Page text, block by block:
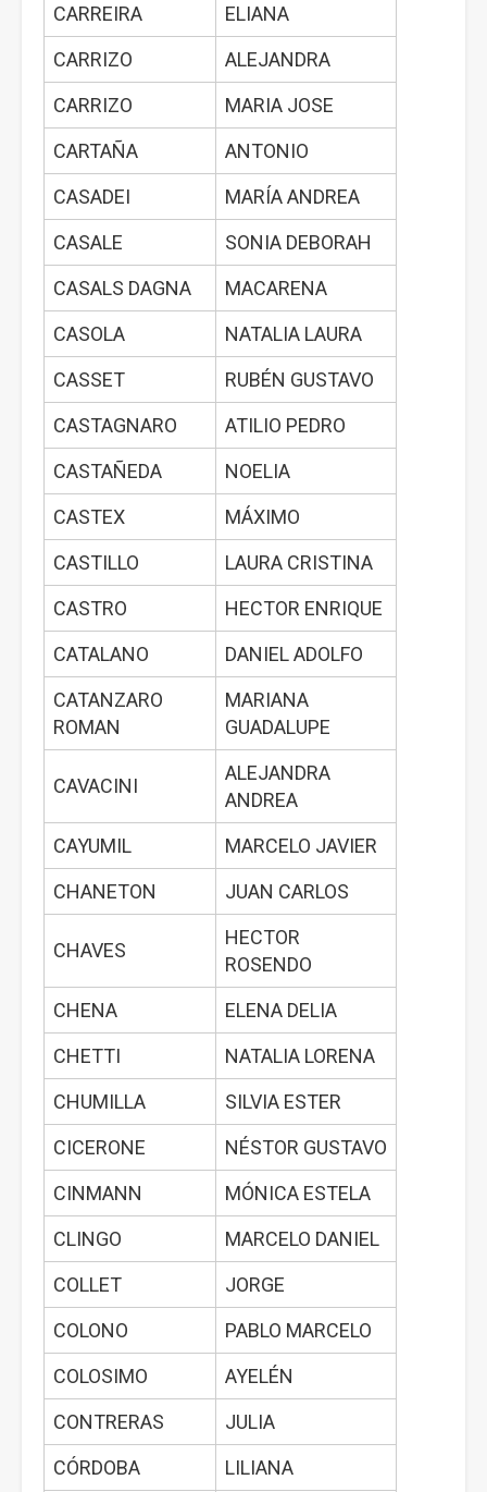
CARREIRA
ELIANA
CARRIZO
ALEJANDRA
CARRIZO
MARIA JOSE
CARTAÑA
ANTONIO
CASADEI
MARÍA ANDREA
CASALE
SONIA DEBORAH
CASALS DAGNA
MACARENA
CASOLA
NATALIA LAURA
CASSET
RUBÉN GUSTAVO
CASTAGNARO
ATILIO PEDRO
CASTAÑEDA
NOELIA
CASTEX
MÁXIMO
CASTILLO
LAURA CRISTINA
CASTRO
HECTOR ENRIQUE
CATALANO
DANIEL ADOLFO
CATANZARO
ROMAN
MARIANA
GUADALUPE
CAVACINI
ALEJANDRA
ANDREA
CAYUMIL
MARCELO JAVIER
CHANETON
JUAN CARLOS
CHAVES
HECTOR
ROSENDO
CHENA
ELENA DELIA
CHETTI
NATALIA LORENA
CHUMILLA
SILVIA ESTER
CICERONE
NÉSTOR GUSTAVO
CINMANN
MÓNICA ESTELA
CLINGO
MARCELO DANIEL
COLLET
JORGE
COLONO
PABLO MARCELO
COLOSIMO
AYELÉN
CONTRERAS
JULIA
CÓRDOBA
LILIANA